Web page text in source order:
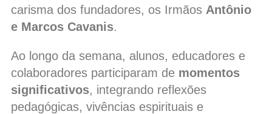
carisma dos fundadores, os Irmãos Antônio
e Marcos Cavanis.
Ao longo da semana, alunos, educadores e
colaboradores participaram de momentos
significativos, integrando reflexões
pedagógicas, vivências espirituais e